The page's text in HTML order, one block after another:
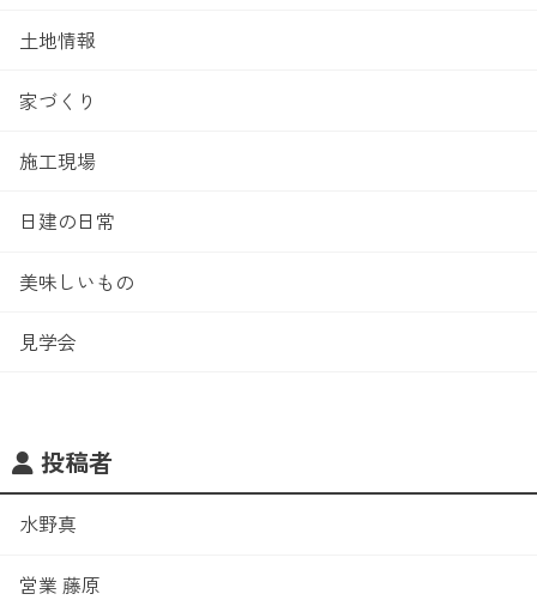
土地情報
家づくり
施工現場
日建の日常
美味しいもの
見学会
投稿者
水野真
営業 藤原